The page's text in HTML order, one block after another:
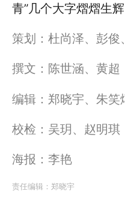
青”几个大字熠熠生辉
策划：杜尚泽、彭俊
撰文：陈世涵、黄超
编辑：郑晓宇、朱笑
校检：吴玥、赵明琪
海报：李艳
责任编辑： 郑晓宇